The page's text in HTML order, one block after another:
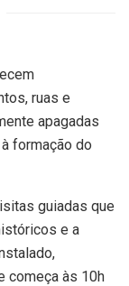
ruas e
apagadas
formação do
guiadas que
e a
começa às 10h